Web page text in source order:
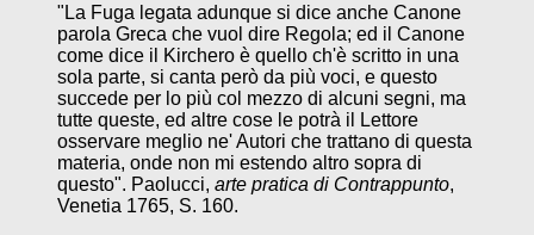
"La Fuga legata adunque si dice anche Canone
parola Greca che vuol dire Regola; ed il Canone
come dice il Kirchero è quello ch'è scritto in una
sola parte, si canta però da più voci, e questo
succede per lo più col mezzo di alcuni segni, ma
tutte queste, ed altre cose le potrà il Lettore
osservare meglio ne' Autori che trattano di questa
materia, onde non mi estendo altro sopra di
questo". Paolucci, arte pratica di Contrappunto,
Venetia 1765, S. 160.